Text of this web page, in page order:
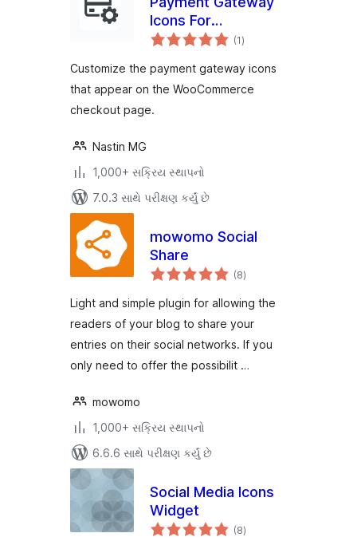
Icons For
WooCommerce
(1કુલ
રેટિંગ્સ
)
Customize the payment gateway icons
that appear on the WooCommerce
checkout page.
Nastin MG
1,000+ સક્રિય સ્થાપનો
7.0.3 સાથે પરીક્ષણ કર્યું છે
mowomo Social
Share
(8કુલ
રેટિંગ્સ
)
Light and simple plugin for allowing the
readers of your blog to share your
entries on their social networks. If you
only need to offer the possibilit …
mowomo
1,000+ સક્રિય સ્થાપનો
6.6.6 સાથે પરીક્ષણ કર્યું છે
Social Media Icons
Widget
(8કુલ
રેટિંગ્સ
)